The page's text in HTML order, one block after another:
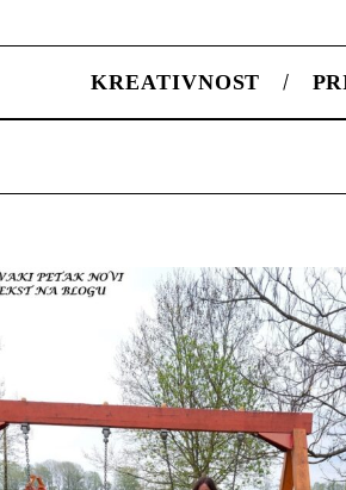
KREATIVNOST